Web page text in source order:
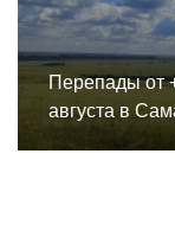
Перепады от
августа в